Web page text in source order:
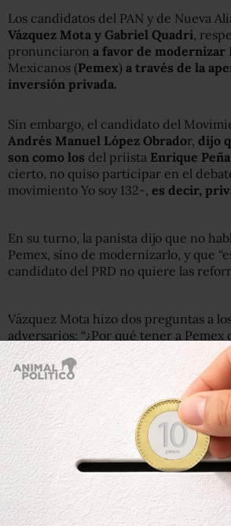
Los candidatos del PAN y de Nueva
Vázquez Mota y Gabriel Quadri,
pronunciaron a favor de modernizar
Mexicanos (Pemex) a través de la
inversión privada.
Sin embargo, el candidato del
Andrés Manuel López Obrador, dijo
son como los del priista Enrique
cierto, no quiso participar en el
movimiento Yo soy 132-, es decir,
En su turno, la panista dijo que no
Pemex, sino de modernizarlo, y que
candidato del PRD no quiere las
Vázquez Mota hizo dos preguntas a
adversarios: “¿Por qué tener a Pemex
podemos condenar a México a una
que no funciona”, fue la primera.